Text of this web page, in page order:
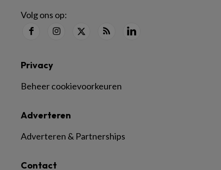
Volg ons op:
Contact
Adverteren
Adverteren & Partnerships
Privacy
Beheer cookievoorkeuren